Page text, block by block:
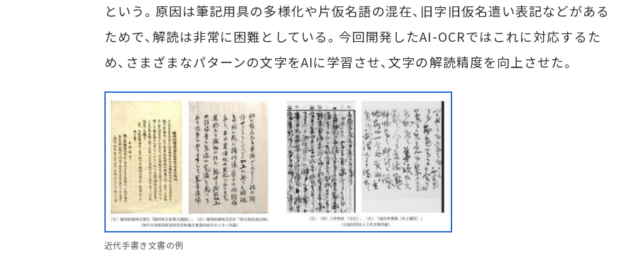
という。原因は筆記用具の多様化や片仮名語の混在、旧字旧仮名遣い表記などがある
ためで、解読は非常に困難としている。今回開発したAI-OCRではこれに対応するた
め、さまざまなパターンの文字をAIに学習させ、文字の解読精度を向上させた。
近代手書き文書の例